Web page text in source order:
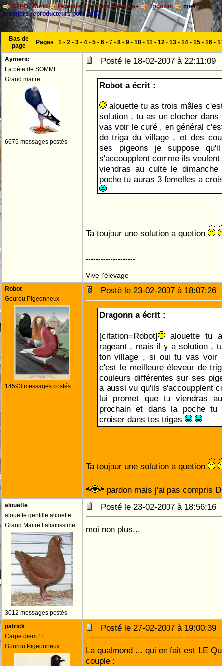
CFPOI World Pigeons d'origines Italiennes Triganini
mes
premiers reproducteurs pour 2007 :)
Bas de
page
Pages : 1 - 2 - 3 - 4 - 5 - 6 - 7 - 8 - 9 - 10 - 11 - 12 - 13 - 14 - 15 - 16 -
Aymeric
La béte de SOMME
Grand maitre
6675 messages postés
Posté le 18-02-2007 à
Robot a écrit :
alouette tu as trois mâles
solution , tu as un clocher
vas voir le curé , en général
de triga du village , et des
ses pigeons je suppose
s'accoupplent comme ils
viendras au culte le
poche tu auras 3 femelles a
Ta toujour une solution a quetion
--------------------
Vive l'élevage
Robot
Gourou Pigeonneux
14593 messages postés
Posté le 23-02-2007 à
Dragonn a écrit :
[citation=Robot]
alouette tu
rageant , mais il y a solution ,
ton village , si oui tu vas voir
c'est le meilleure éleveur de
couleurs différentes sur ses
a aussi vu qu'ils s'accoupplent
lui promet que tu viendras
prochain et dans la poche
croiser dans tes trigas
Ta toujour une solution a quetion
pardon mais j'ai pas compris
alouette
alouette gentille alouette
Grand Maitre Italianissime
3012 messages postés
Posté le 23-02-2007 à
moi non plus...
patrick
Carpe diem ! !
Gourou Pigeonneux
Posté le 27-02-2007 à
La qualmond ... qui en fait est LE
couple :